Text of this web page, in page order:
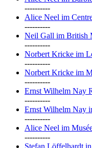
----------
Alice Neel im
----------
Neil Gall im British
----------
Norbert Kricke im
----------
Norbert Kricke im
----------
Ernst Wilhelm Nay
----------
Ernst Wilhelm Nay
----------
Alice Neel im
----------